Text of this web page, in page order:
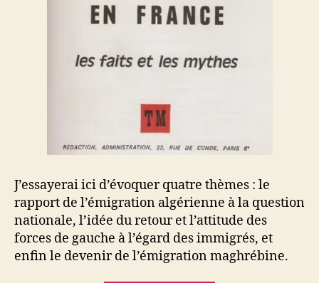
J’essayerai ici d’évoquer quatre thèmes : le
rapport de l’émigration algérienne à la question
nationale, l’idée du retour et l’attitude des
forces de gauche à l’égard des immigrés, et
enfin le devenir de l’émigration maghrébine.